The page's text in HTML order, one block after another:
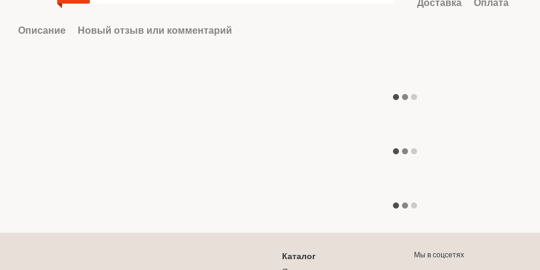
Описание Новый отзыв или комментарий
Доставка Оплата
Каталог Мы в соцсетях